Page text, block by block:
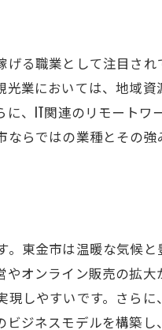
る職業として注目さ
業においては、地域
、IT関連のリモートワ
らではの業種とその
東金市は温暖な気候
オンライン販売の拡大
しやすいです。さら
ジネスモデルを構築